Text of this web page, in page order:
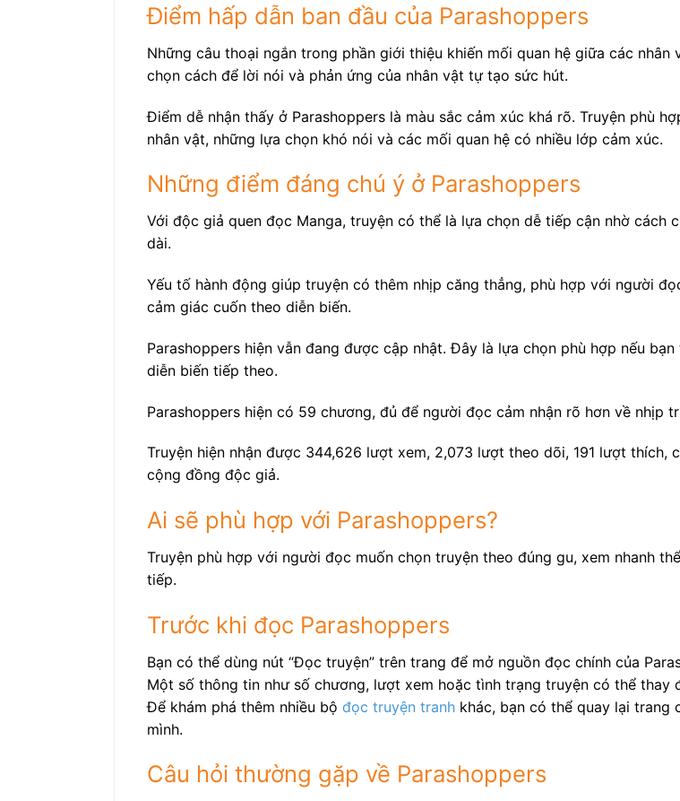
Điểm hấp dẫn ban đầu của Parashoppers
Những câu thoại ngắn trong phần giới thiệu khiến mối quan hệ giữa các
chọn cách để lời nói và phản ứng của nhân vật tự tạo sức hút.
Điểm dễ nhận thấy ở Parashoppers là màu sắc cảm xúc khá rõ. Truyện phù
nhân vật, những lựa chọn khó nói và các mối quan hệ có nhiều lớp cảm xúc.
Những điểm đáng chú ý ở Parashoppers
Với độc giả quen đọc Manga, truyện có thể là lựa chọn dễ tiếp cận nhờ cách
dài.
Yếu tố hành động giúp truyện có thêm nhịp căng thẳng, phù hợp với người
cảm giác cuốn theo diễn biến.
Parashoppers hiện vẫn đang được cập nhật. Đây là lựa chọn phù hợp nếu
diễn biến tiếp theo.
Parashoppers hiện có 59 chương, đủ để người đọc cảm nhận rõ hơn về nhịp
Truyện hiện nhận được 344,626 lượt xem, 2,073 lượt theo dõi, 191 lượt
cộng đồng độc giả.
Ai sẽ phù hợp với Parashoppers?
Truyện phù hợp với người đọc muốn chọn truyện theo đúng gu, xem nhanh
tiếp.
Trước khi đọc Parashoppers
Bạn có thể dùng nút “Đọc truyện” trên trang để mở nguồn đọc chính của
Một số thông tin như số chương, lượt xem hoặc tình trạng truyện có thể thay
Để khám phá thêm nhiều bộ đọc truyện tranh khác, bạn có thể quay lại trang
mình.
Câu hỏi thường gặp về Parashoppers